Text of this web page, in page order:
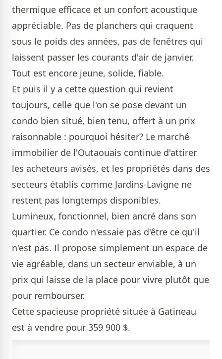
thermique efficace et un confort acoustique
appréciable. Pas de planchers qui craquent
sous le poids des années, pas de fenêtres qui
laissent passer les courants d'air de janvier.
Tout est encore jeune, solide, fiable.
Et puis il y a cette question qui revient
toujours, celle que l'on se pose devant un
condo bien situé, bien tenu, offert à un prix
raisonnable : pourquoi hésiter? Le marché
immobilier de l'Outaouais continue d'attirer
les acheteurs avisés, et les propriétés dans des
secteurs établis comme Jardins-Lavigne ne
restent pas longtemps disponibles.
Lumineux, fonctionnel, bien ancré dans son
quartier. Ce condo n'essaie pas d'être ce qu'il
n'est pas. Il propose simplement un espace de
vie agréable, dans un secteur enviable, à un
prix qui laisse de la place pour vivre plutôt que
pour rembourser.
Cette spacieuse propriété située à Gatineau
est à vendre pour 359 900 $.